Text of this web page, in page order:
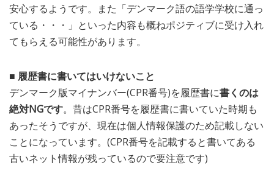
安心するようです。また「デンマーク語の語学学校に通っ
ている・・・」といった内容も概ねポジティブに受け入れ
てもらえる可能性があります。
■ 履歴書に書いてはいけないこと
デンマーク版マイナンバー(CPR番号)を履歴書に書くのは
絶対NGです。昔はCPR番号を履歴書に書いていた時期も
あったそうですが、現在は個人情報保護のため記載しない
ことになっています。(CPR番号を記載すると書いてある
古いネット情報が残っているので要注意です)